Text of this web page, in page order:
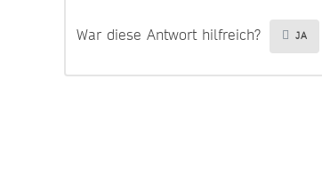
War diese Antwort hilfreich? JA